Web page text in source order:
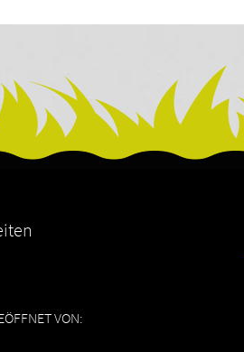
VON: